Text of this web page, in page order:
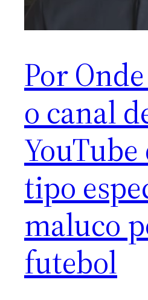
Por
o canal
tipo
maluco
futebol